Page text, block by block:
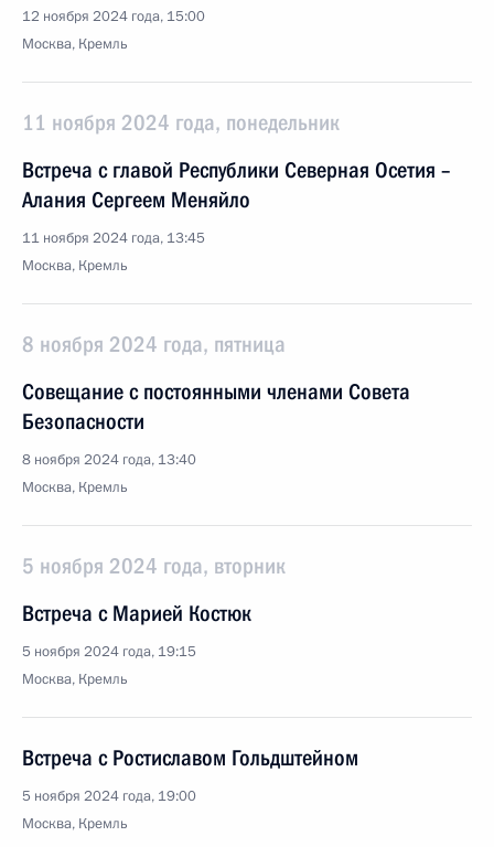
12 ноября 2024 года, 15:00
Москва, Кремль
11 ноября 2024 года, понедельник
Встреча с главой Республики Северная Осетия –
Алания Сергеем Меняйло
11 ноября 2024 года, 13:45
Москва, Кремль
8 ноября 2024 года, пятница
Совещание с постоянными членами Совета
Безопасности
8 ноября 2024 года, 13:40
Москва, Кремль
5 ноября 2024 года, вторник
Встреча с Марией Костюк
5 ноября 2024 года, 19:15
Москва, Кремль
Встреча с Ростиславом Гольдштейном
5 ноября 2024 года, 19:00
Москва, Кремль